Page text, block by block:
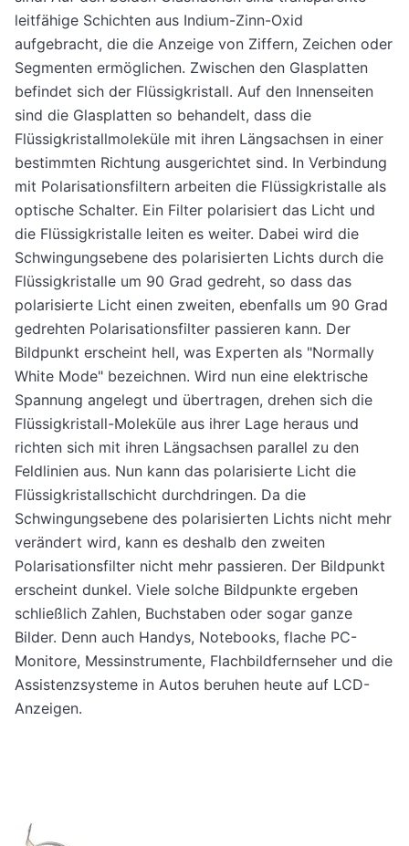
leitfähige Schichten aus Indium-Zinn-Oxid
aufgebracht, die die Anzeige von Ziffern, Zeichen oder
Segmenten ermöglichen. Zwischen den Glasplatten
befindet sich der Flüssigkristall. Auf den Innenseiten
sind die Glasplatten so behandelt, dass die
Flüssigkristallmoleküle mit ihren Längsachsen in einer
bestimmten Richtung ausgerichtet sind. In Verbindung
mit Polarisationsfiltern arbeiten die Flüssigkristalle als
optische Schalter. Ein Filter polarisiert das Licht und
die Flüssigkristalle leiten es weiter. Dabei wird die
Schwingungsebene des polarisierten Lichts durch die
Flüssigkristalle um 90 Grad gedreht, so dass das
polarisierte Licht einen zweiten, ebenfalls um 90 Grad
gedrehten Polarisationsfilter passieren kann. Der
Bildpunkt erscheint hell, was Experten als "Normally
White Mode" bezeichnen. Wird nun eine elektrische
Spannung angelegt und übertragen, drehen sich die
Flüssigkristall-Moleküle aus ihrer Lage heraus und
richten sich mit ihren Längsachsen parallel zu den
Feldlinien aus. Nun kann das polarisierte Licht die
Flüssigkristallschicht durchdringen. Da die
Schwingungsebene des polarisierten Lichts nicht mehr
verändert wird, kann es deshalb den zweiten
Polarisationsfilter nicht mehr passieren. Der Bildpunkt
erscheint dunkel. Viele solche Bildpunkte ergeben
schließlich Zahlen, Buchstaben oder sogar ganze
Bilder. Denn auch Handys, Notebooks, flache PC-
Monitore, Messinstrumente, Flachbildfernseher und die
Assistenzsysteme in Autos beruhen heute auf LCD-
Anzeigen.